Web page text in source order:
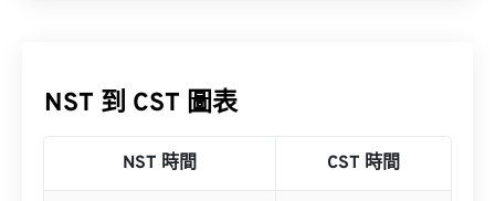
NST 到 CST 圖表
NST 時間 CST 時間